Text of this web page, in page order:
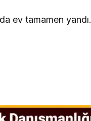
ev tamamen yandı.